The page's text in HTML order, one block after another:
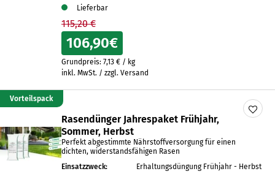
Lieferbar
115,20 €
106,90€
Grundpreis: 7,13 € / kg
inkl. MwSt. / zzgl. Versand
Vorteilspack
Rasendünger Jahrespaket Frühjahr,
Sommer, Herbst
Perfekt abgestimmte Nährstoffversorgung für einen
dichten, widerstandsfähigen Rasen
Einsatzzweck:
Erhaltungsdüngung Frühjahr - Herbst